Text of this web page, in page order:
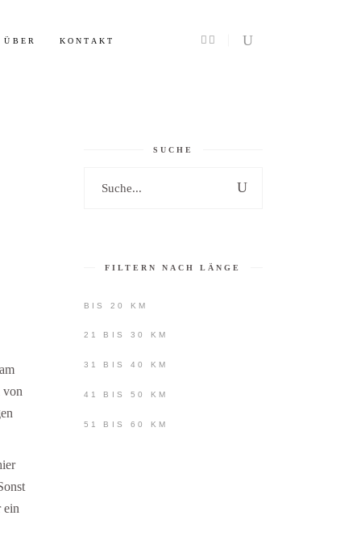
ÜBER KONTAKT
von
ein
SUCHE
FILTERN NACH LÄNGE
BIS 20 KM
21 BIS 30 KM
31 BIS 40 KM
41 BIS 50 KM
51 BIS 60 KM